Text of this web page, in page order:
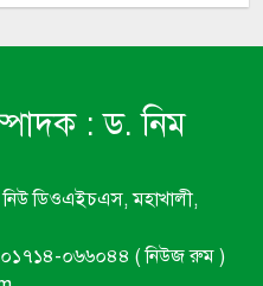
খাদ্যশস্য উৎপাদন বন্ধ হয়ে
এপি কালচার ফাউন্ডেশন
:ড. নিম
ডিওএইচএস, মহাখালী,
০৬৬০৪৪ ( নিউজ রুম )